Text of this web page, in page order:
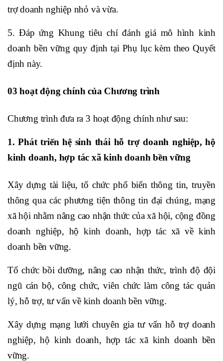
trợ doanh nghiệp nhỏ và vừa.
5. Đáp ứng Khung tiêu chí đánh giá mô hình kinh
doanh bền vững quy định tại Phụ lục kèm theo Quyết
định này.
03 hoạt động chính của Chương trình
Chương trình đưa ra 3 hoạt động chính như sau:
1. Phát triển hệ sinh thái hỗ trợ doanh nghiệp, hộ
kinh doanh, hợp tác xã kinh doanh bền vững
Xây dựng tài liệu, tổ chức phổ biến thông tin, truyền
thông qua các phương tiện thông tin đại chúng, mạng
xã hội nhằm nâng cao nhận thức của xã hội, cộng đồng
doanh nghiệp, hộ kinh doanh, hợp tác xã về kinh
doanh bền vững.
Tổ chức bồi dưỡng, nâng cao nhận thức, trình độ đội
ngũ cán bộ, công chức, viên chức làm công tác quản
lý, hỗ trợ, tư vấn về kinh doanh bền vững.
Xây dựng mạng lưới chuyên gia tư vấn hỗ trợ doanh
nghiệp, hộ kinh doanh, hợp tác xã kinh doanh bền
vững.